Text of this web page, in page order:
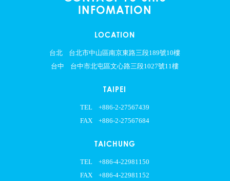
INFOMATION
LOCATION
台北
台北市中山區南京東路三段189號10樓
台中
台中市北屯區文心路三段1027號11樓
TAIPEI
TEL
+886-2-27567439
FAX
+886-2-27567684
TAICHUNG
TEL
+886-4-22981150
FAX
+886-4-22981152